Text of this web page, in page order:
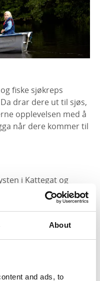
About
and ads, to
fiske sjøkreps
drar dere ut til sjøs,
opplevelsen med å
når dere kommer til
i Kattegat og
og akkurat langs
å spise sjøkreps
en kostbar
også spiller en viktig